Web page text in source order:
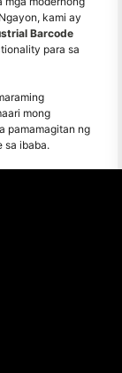
kami ay
Barcode
para sa
mong
pamamagitan ng
sa ibaba.